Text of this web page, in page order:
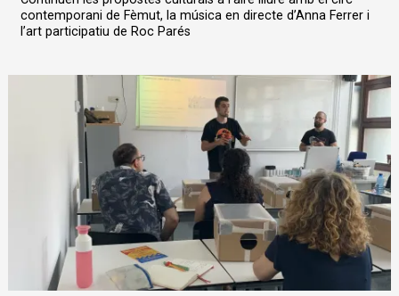
contemporani de Fèmut, la música en directe d’Anna Ferrer i
l’art participatiu de Roc Parés